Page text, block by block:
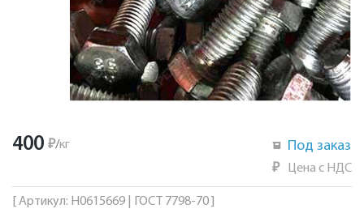
400 ₽/кг Под заказ
₽ Цена с НДС
[ Артикул: Н0615669 | ГОСТ 7798-70 ]